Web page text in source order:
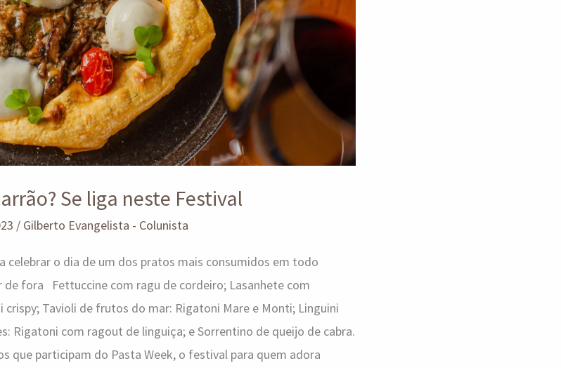
Se liga neste Festival
/ Gilberto Evangelista - Colunista
celebrar o dia de um dos pratos mais consumidos em todo
de fora Fettuccine com ragu de cordeiro; Lasanhete com
crispy; Tavioli de frutos do mar: Rigatoni Mare e Monti; Linguini
Rigatoni com ragout de linguiça; e Sorrentino de queijo de cabra.
que participam do Pasta Week, o festival para quem adora